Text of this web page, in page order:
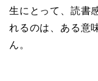
生にとって、読書
れるのは、ある意
ん。